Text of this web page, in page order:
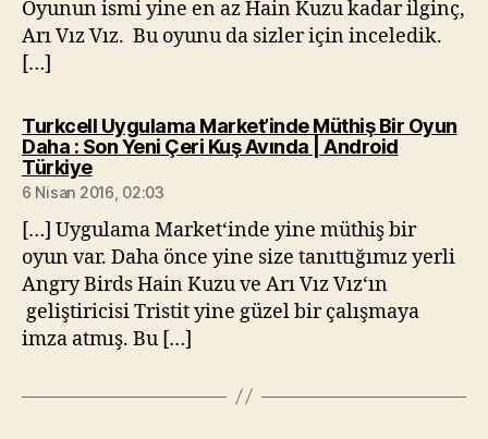
Oyunun ismi yine en az Hain Kuzu kadar ilginç,
Arı Vız Vız. Bu oyunu da sizler için inceledik.
[…]
Turkcell Uygulama Market’inde Müthiş Bir Oyun
Daha : Son Yeni Çeri Kuş Avında | Android
Türkiyediyorki:
6 Nisan 2016, 02:03
[…] Uygulama Market‘inde yine müthiş bir
oyun var. Daha önce yine size tanıttığımız yerli
Angry Birds Hain Kuzu ve Arı Vız Vız‘ın
geliştiricisi Tristit yine güzel bir çalışmaya
imza atmış. Bu […]